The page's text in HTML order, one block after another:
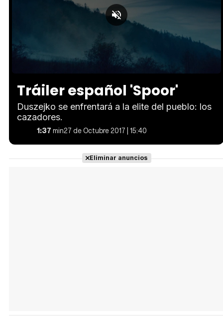
43.07%
Tráiler español 'Spoor'
Duszejko se enfrentará a la elite del pueblo: los
cazadores.
1:37min27 de Octubre 2017 | 15:40
Eliminar anuncios